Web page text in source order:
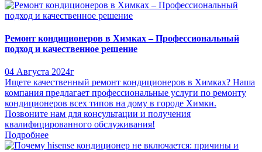
Ремонт кондиционеров в Химках – Профессиональный
подход и качественное решение
04 Августа 2024г
Ищете качественный ремонт кондиционеров в Химках? Наша
компания предлагает профессиональные услуги по ремонту
кондиционеров всех типов на дому в городе Химки.
Позвоните нам для консультации и получения
квалифицированного обслуживания!
Подробнее